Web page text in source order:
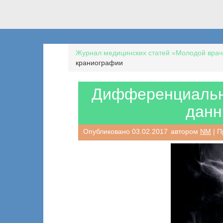
Журнал медицинских статей «Молодой
краниографии
Опубликовано 03.02.2017 автором NM |